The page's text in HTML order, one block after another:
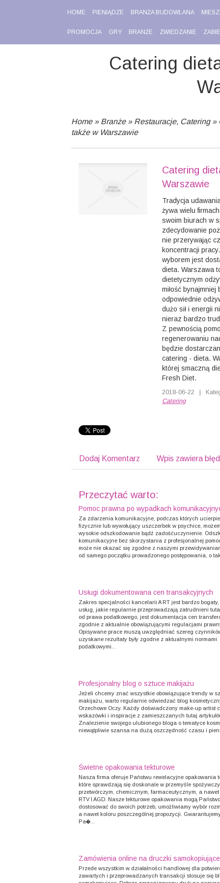
HOME PIENIĄDZE BRANŻA BUDOWLANA
PROMOCJA GRY BRANŻE ZWIEDZANIE
Catering
Home» Branże» Restauracje, Catering»
także w Warszawie
Catering
Warszawie
Tradycja
żywa wielu
swoim biurach w
zdecydowanie
nie przerywając
koncentracji
wyborem jest
dieta. Warszawa
dietetycznym
miłość
odpowiednie
dużo sił i energii
nieraz bardzo
Z pewnością
regenerowaniu
będzie
catering - dieta.
której smaczną
Fresh Diet.
2018-06-22 |
Catering
Dodaj Komentarz Wpis zawiera
Przeczytać warto:
Pomoc prawna po wypadkach
Za zdarzenia komunikacyjne, podczas których
fizycznie lub wywołujący uszczerbek w psychice,
wysokie odszkodowanie bądź zadośćuczynienie.
komunikacyjne bez skorzystania z profesjonalnej
może nie okazać się zgodne z naszymi
od samego początku prowadzonego postępowania, o
Usługi dokumentowana cen transakcyjnych
Zakres specjalności kancelarii A RT jest bardzo
usług, jakie regularnie przeprowadzają zatrudnieni
od prawa podatkowego, jest dokumentacja cen
zgodnie z aktualnie obowiązującymi regulacjami
Opisywane prace muszą uwzględniać szereg
uzyskane rezultaty były zgodne z aktualnymi normami
podatkowymi...
Profesjonalny blog o sztuce makijażu
Jeżeli chcemy znać wszystkie obowiązujące trendy w
makijażu, warto regularnie odwiedzać blog
Orzechowe Oczy. Każdy doświadczony make-up artist
wskazówki i inspiracje z zamieszczanych tutaj
Znalezienie swojego ulubionego bloga o tematyce
niewątpliwie szansa na dużą oszczędność czasu i
Świetne opakowania tekturowe
Nasza firma oferuje Państwu rewelacyjne opakowania
które sprawdzają się doskonale w przemyśle
przetwórczym, chemicznym, farmaceutycznym, a
RTV I AGD. Nasze tekturowe opakowania mogą Państwo
dostosować do swoich potrzeb, umożliwiamy wybór
a nawet koloru poszczególnej propozycji.
Pa�...
Zamówienia online na druczki samokopiujące
Przede wszystkim w działalności handlowej dla
zawartych i przeprowadzanych transakcji stosuje się